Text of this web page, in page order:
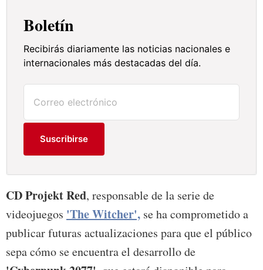
Boletín
Recibirás diariamente las noticias nacionales e
internacionales más destacadas del día.
Suscribirse
CD Projekt Red, responsable de la serie de
videojuegos 'The Witcher', se ha comprometido a
publicar futuras actualizaciones para que el público
sepa cómo se encuentra el desarrollo de